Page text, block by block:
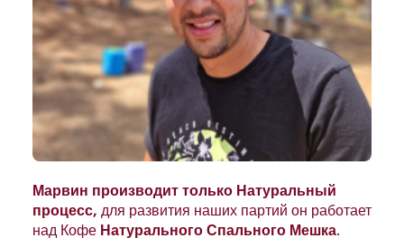
Марвин производит только Натуральный
процесс, для развития наших партий он работает
над Кофе Натурального Спального Мешка.